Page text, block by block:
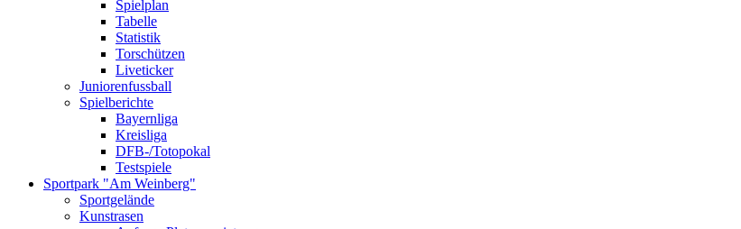
Spielplan
Tabelle
Statistik
Torschützen
Liveticker
Juniorenfussball
Spielberichte
Bayernliga
Kreisliga
DFB-/Totopokal
Testspiele
Sportpark "Am Weinberg"
Sportgelände
Kunstrasen